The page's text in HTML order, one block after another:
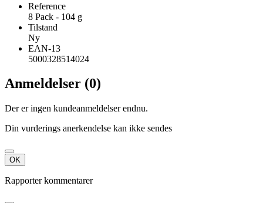
Reference
8 Pack - 104 g
Tilstand
Ny
EAN-13
5000328514024
Anmeldelser (0)
Der er ingen kundeanmeldelser endnu.
Din vurderings anerkendelse kan ikke sendes
OK
Rapporter kommentarer